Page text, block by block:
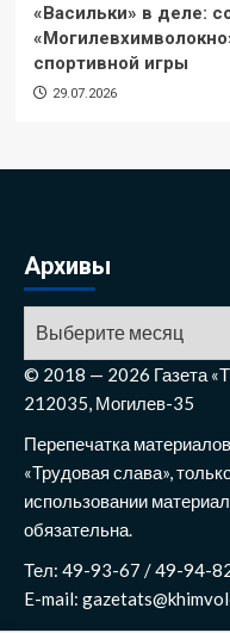
«Васильки» в деле:
спортивной игры
29.07.2026
Архивы
© 2018 — 2026 Газета
212035, Могилев-35
Перепечатка
«Трудовая слава»,
использовании
обязательна.
Тел: 49-93-67 / 49-94-
E-mail: